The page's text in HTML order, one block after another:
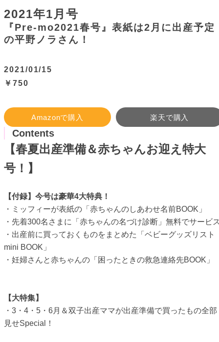
2021年1月号
『Pre-mo2021春号』表紙は2月に出産予定
の平野ノラさん！
2021/01/15
￥750
Amazonで購入 楽天で購入
Contents
【春夏出産準備＆赤ちゃんお迎え特大
号！】
【付録】今号は豪華4大特典！
・ミッフィーが表紙の「赤ちゃんのしあわせ名前BOOK」
・先着300名さまに「赤ちゃんの名づけ診断」無料でサービ
・出産前に買っておくものをまとめた「ベビーグッズリスト
mini BOOK」
・妊婦さんと赤ちゃんの「困ったときの救急連絡先BOOK」
【大特集】
・3・4・5・6月＆双子出産ママが出産準備で買ったもの全部
見せSpecial！